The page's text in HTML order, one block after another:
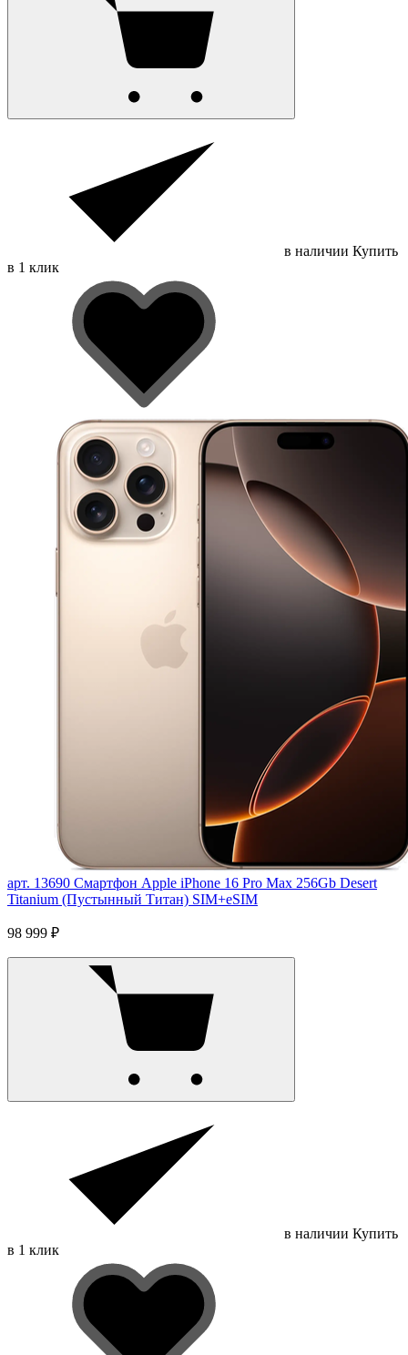
в наличии Купить
в 1 клик
арт. 13690 Смартфон Apple iPhone 16 Pro Max 256Gb Desert
Titanium (Пустынный Титан) SIM+eSIM
98 999 ₽
в наличии Купить
в 1 клик